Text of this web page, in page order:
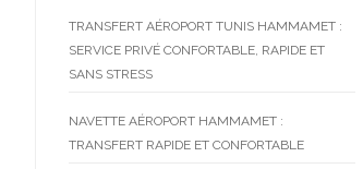
TRANSFERT AÉROPORT TUNIS HAMMAMET :
SERVICE PRIVÉ CONFORTABLE, RAPIDE ET
SANS STRESS
NAVETTE AÉROPORT HAMMAMET :
TRANSFERT RAPIDE ET CONFORTABLE